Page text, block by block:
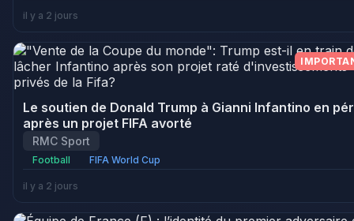
il y a 2 jours
Le soutien de Donald Trump à Gianni Infantino en
après un projet FIFA avorté
RMC Sport
Football FIFA World Cup
il y a 2 jours